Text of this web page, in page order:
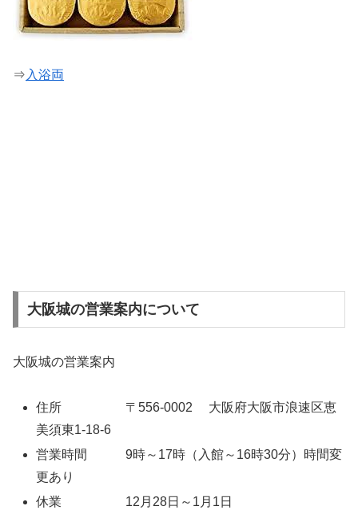
⇒ 入浴両
大阪城の営業案内について
大阪城の営業案内
住所 〒556-0002 大阪府大阪市浪速区恵
美須東1-18-6
営業時間 9時～17時（入館～16時30分）時間変
更あり
休業 12月28日～1月1日